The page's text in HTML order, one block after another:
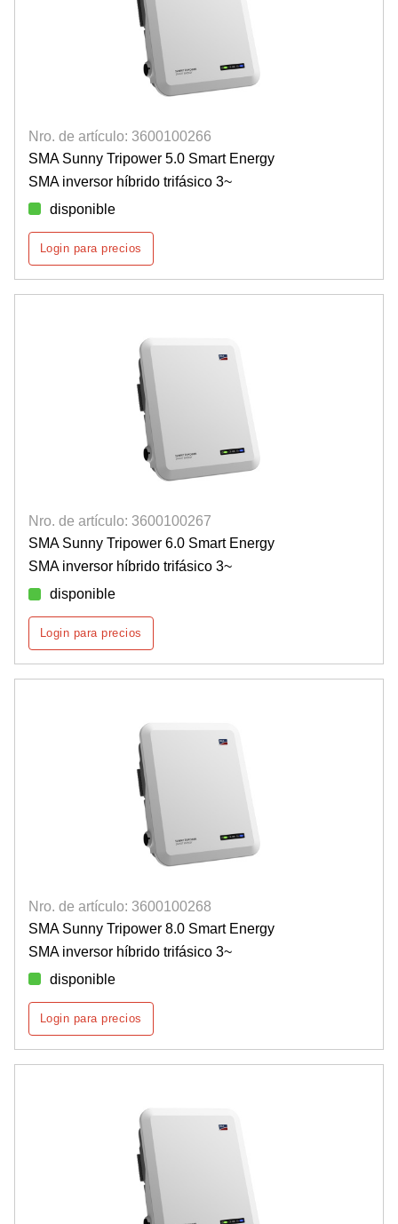
Nro. de artículo: 3600100266
SMA Sunny Tripower 5.0 Smart Energy
SMA inversor híbrido trifásico 3~
disponible
Login para precios
Nro. de artículo: 3600100267
SMA Sunny Tripower 6.0 Smart Energy
SMA inversor híbrido trifásico 3~
disponible
Login para precios
Nro. de artículo: 3600100268
SMA Sunny Tripower 8.0 Smart Energy
SMA inversor híbrido trifásico 3~
disponible
Login para precios